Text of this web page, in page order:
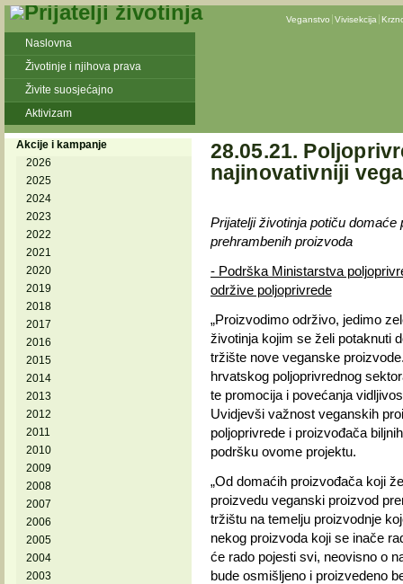
Veganstvo Vivisekcija
Naslovna
Životinje i njihova prava
Živite suosjećajno
Aktivizam
Akcije i kampanje
2026
2025
2024
2023
2022
2021
2020
2019
2018
2017
2016
2015
2014
2013
2012
2011
2010
2009
2008
2007
2006
2005
2004
2003
28.05.21.
najinovativniji
Prijatelji životinja potiču
prehrambenih proizvoda
- Podrška Ministarstva
održive poljoprivrede
„Proizvodimo održivo, jedimo
životinja kojim se želi potaknuti
tržište nove veganske
hrvatskog poljoprivrednog
te promocija i povećanja
Uvidjevši važnost veganskih
poljoprivrede i proizvođača
podršku ovome projektu.
„Od domaćih proizvođača koji
proizvedu veganski proizvod
tržištu na temelju proizvodnje
nekog proizvoda koji se inače
će rado pojesti svi, neovisno o
bude osmišljeno i proizvedeno